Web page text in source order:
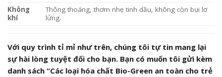
Không
khí
Thông thoáng, thơm nhẹ tinh dầu, không còn bụi lơ
lửng.
Với quy trình tỉ mỉ như trên, chúng tôi tự tin mang lại
sự hài lòng tuyệt đối cho bạn. Bạn có muốn tôi gửi kèm
danh sách “Các loại hóa chất Bio-Green an toàn cho trẻ